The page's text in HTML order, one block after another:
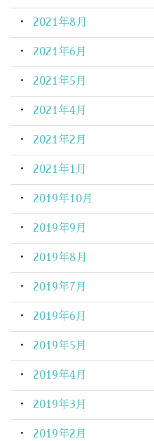
2021年8月
2021年6月
2021年5月
2021年4月
2021年2月
2021年1月
2019年10月
2019年9月
2019年8月
2019年7月
2019年6月
2019年5月
2019年4月
2019年3月
2019年2月